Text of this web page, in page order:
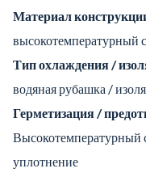
Материал
высокотемпературный
Тип охлаждения /
водяная рубашка /
Герметизация /
Высокотемпературный
уплотнение